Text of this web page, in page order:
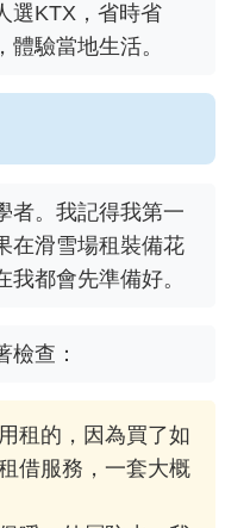
選KTX，省時省
驗當地生活。
者。我記得我第一
在滑雪場租裝備花
都會先準備好。
檢查：
租的，因為買了如
借服務，一套大概